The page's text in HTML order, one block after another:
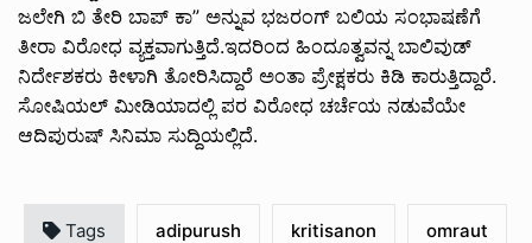
ಜಲೇಗಿ ಬಿ ತೇರಿ ಬಾಪ್ ಕಾ” ಅನ್ನುವ ಭಜರಂಗ್ ಬಲಿಯ ಸಂಭಾಷಣೆಗೆ
ತೀರಾ ವಿರೋಧ ವ್ಯಕ್ತವಾಗುತ್ತಿದೆ.ಇದರಿಂದ ಹಿಂದೂತ್ವವನ್ನ ಬಾಲಿವುಡ್
ನಿರ್ದೇಶಕರು ಕೀಳಾಗಿ ತೋರಿಸಿದ್ದಾರೆ ಅಂತಾ ಪ್ರೇಕ್ಷಕರು ಕಿಡಿ ಕಾರುತ್ತಿದ್ದಾರೆ.
ಸೋಷಿಯಲ್‌ ಮೀಡಿಯಾದಲ್ಲಿ ಪರ ವಿರೋಧ ಚರ್ಚೆಯ ನಡುವೆಯೇ
ಆದಿಪುರುಷ್‌ ಸಿನಿಮಾ ಸುದ್ದಿಯಲ್ಲಿದೆ.
Tags adipurush kritisanon omraut